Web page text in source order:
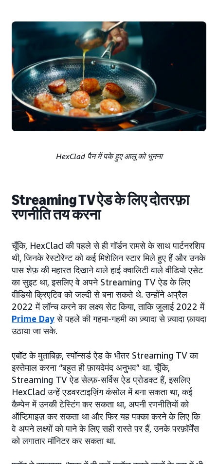
HexClad पैन में पके हुए आलू को भूनना
Streaming TV ऐड के लिए दोतरफ़ा
रणनीति तय करना
चूँकि, HexClad की पहले से ही गॉर्डन रामसे के साथ पार्टनरशिप
थी, जिनके रेस्टोरेन्ट को कई मिशेलिन स्टार मिले हुए हैं और उनके
पास शेफ़ की महारत दिखाने वाले हाई क्वालिटी वाले वीडियो एसेट
का सुइट था, इसलिए वे अपने Streaming TV ऐड के लिए
वीडियो क्रिएटिव को जल्दी से बना सकते थे. उन्होंने अप्रैल
2022 में लॉन्च करने का लक्ष्य सेट किया, ताकि जुलाई 2022 में
Prime Dayसे पहले की गहमा-गहमी का ज़्यादा से ज़्यादा फ़ायदा
उठाया जा सके.
एबॉट के मुताबिक़, स्पॉन्सर्ड ऐड के भीतर Streaming TV का
इस्तेमाल करना “बहुत ही फ़ायदेमंद अनुभव” था. चूँकि,
Streaming TV ऐड सेल्फ़-सर्विस ऐड प्रोडक्ट हैं, इसलिए
HexClad उन्हें एडवरटाइज़िंग कंसोल में बना सकता था, कई
कैम्पेन में उनकी टेस्टिंग कर सकता था, अपनी रणनीतियों को
ऑप्टिमाइज़ कर सकता था और फिर यह पक्का करने के लिए कि
वे अपने लक्ष्यों को पाने के लिए सही रास्ते पर हैं, उनके परफ़ॉर्मेंस
को लगातार मॉनिटर कर सकता था.